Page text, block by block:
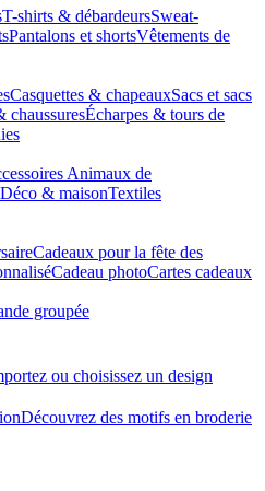
T-shirts & débardeursSweat-
Pantalons et shortsVêtements de
Casquettes & chapeauxSacs et sacs
chaussuresÉcharpes & tours de
Animaux de
Déco & maisonTextiles
Cadeaux pour la fête des
Cadeau photoCartes cadeaux
groupée
ou choisissez un design
Découvrez des motifs en broderie